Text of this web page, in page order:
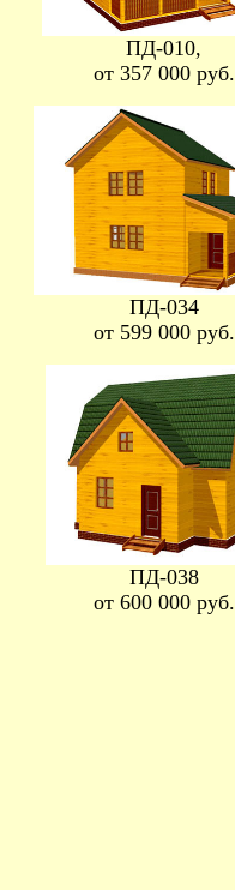
ПД-010,
от 357 000 руб.
ПД-034
от 599 000 руб.
ПД-038
от 600 000 руб.